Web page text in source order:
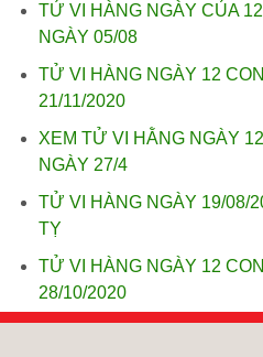
TỬ VI HÀNG NGÀY CỦA
NGÀY 05/08
TỬ VI HÀNG NGÀY 12
21/11/2020
XEM TỬ VI HẰNG NGÀY
NGÀY 27/4
TỬ VI HÀNG NGÀY 19/08/
TỴ
TỬ VI HÀNG NGÀY 12
28/10/2020